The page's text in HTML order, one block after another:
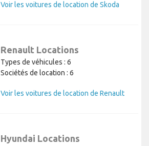
Voir les voitures de location de Skoda
Renault Locations
Types de véhicules : 6
Sociétés de location : 6
Voir les voitures de location de Renault
Hyundai Locations